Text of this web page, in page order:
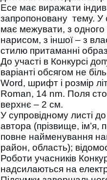
Есе має виражати
запропоновану тему. У
має межувати, з одного
нарисом, з іншої – з
стилю притаманні
До участі в Конкурсі
варіанті обсягом не
Word, шрифт і розмір
Roman, 14 nm. Поля
верхнє – 2 см.
У супровідному листі
автора (прізвище, ім’я,
повне найменування
район, область);
Роботи учасників
надсилаються на